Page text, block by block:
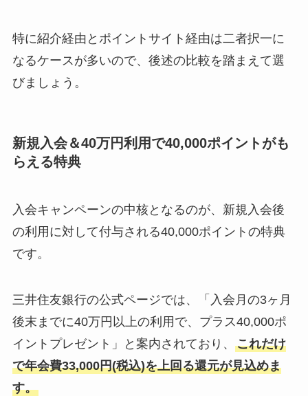
特に紹介経由とポイントサイト経由は二者択一に
なるケースが多いので、後述の比較を踏まえて選
びましょう。
新規入会＆40万円利用で40,000ポイントがも
らえる特典
入会キャンペーンの中核となるのが、新規入会後
の利用に対して付与される40,000ポイントの特典
です。
三井住友銀行の公式ページでは、「入会月の3ヶ月
後末までに40万円以上の利用で、プラス40,000ポ
イントプレゼント」と案内されており、 これだけ
で年会費33,000円(税込)を上回る還元が見込めま
す。